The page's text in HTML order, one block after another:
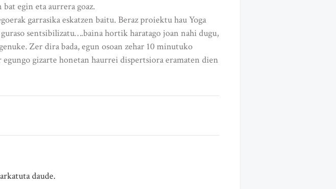
egin eta aurrera goaz.
garrasika eskatzen baitu. Beraz proiektu hau Yoga
sentsibilizatu….baina hortik haratago joan nahi dugu,
Zer dira bada, egun osoan zehar 10 minutuko
gizarte honetan haurrei dispertsiora eramaten dien
daude.